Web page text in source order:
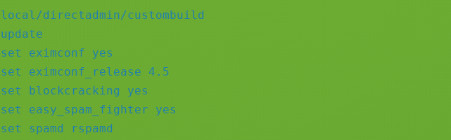
directadmin/custombuild
eximconf yes
eximconf_release 4.5
blockcracking yes
easy_spam_fighter yes
spamd rspamd